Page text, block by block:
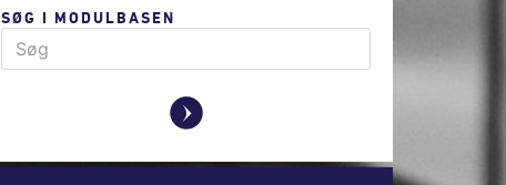
SØG I MODULBASEN
y